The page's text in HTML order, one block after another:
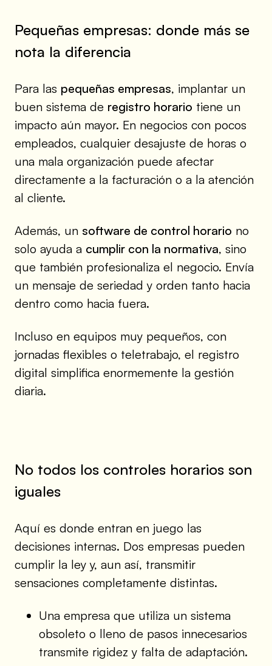
Pequeñas empresas: donde más se
nota la diferencia
Para las pequeñas empresas, implantar un
buen sistema de registro horario tiene un
impacto aún mayor. En negocios con pocos
empleados, cualquier desajuste de horas o
una mala organización puede afectar
directamente a la facturación o a la atención
al cliente.
Además, un software de control horario no
solo ayuda a cumplir con la normativa, sino
que también profesionaliza el negocio. Envía
un mensaje de seriedad y orden tanto hacia
dentro como hacia fuera.
Incluso en equipos muy pequeños, con
jornadas flexibles o teletrabajo, el registro
digital simplifica enormemente la gestión
diaria.
No todos los controles horarios son
iguales
Aquí es donde entran en juego las
decisiones internas. Dos empresas pueden
cumplir la ley y, aun así, transmitir
sensaciones completamente distintas.
Una empresa que utiliza un sistema
obsoleto o lleno de pasos innecesarios
transmite rigidez y falta de adaptación.